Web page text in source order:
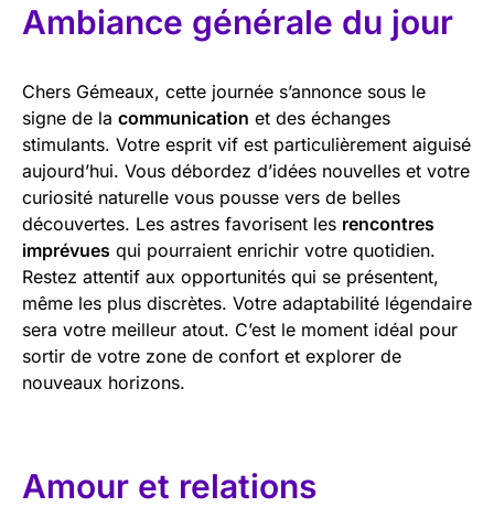
Ambiance générale du jour
Chers Gémeaux, cette journée s’annonce sous le
signe de la communication et des échanges
stimulants. Votre esprit vif est particulièrement aiguisé
aujourd’hui. Vous débordez d’idées nouvelles et votre
curiosité naturelle vous pousse vers de belles
découvertes. Les astres favorisent les rencontres
imprévues qui pourraient enrichir votre quotidien.
Restez attentif aux opportunités qui se présentent,
même les plus discrètes. Votre adaptabilité légendaire
sera votre meilleur atout. C’est le moment idéal pour
sortir de votre zone de confort et explorer de
nouveaux horizons.
Amour et relations